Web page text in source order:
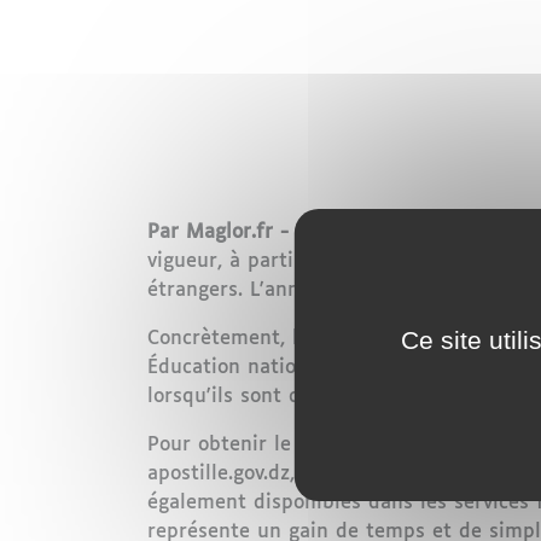
Par Maglor.fr - Une avancée majeure
vigueur, à partir du 9 juillet 2026, de la
étrangers. L'annonce a été faite par le
Concrètement, les documents délivrés
Éducation nationale et Formation
lorsqu'ils sont destinés à être utilisés
Pour obtenir le précieux sésame, les
apostille.gov.dz, accessible à partir du
également disponibles dans les
représente un gain de temps et de
Ce site